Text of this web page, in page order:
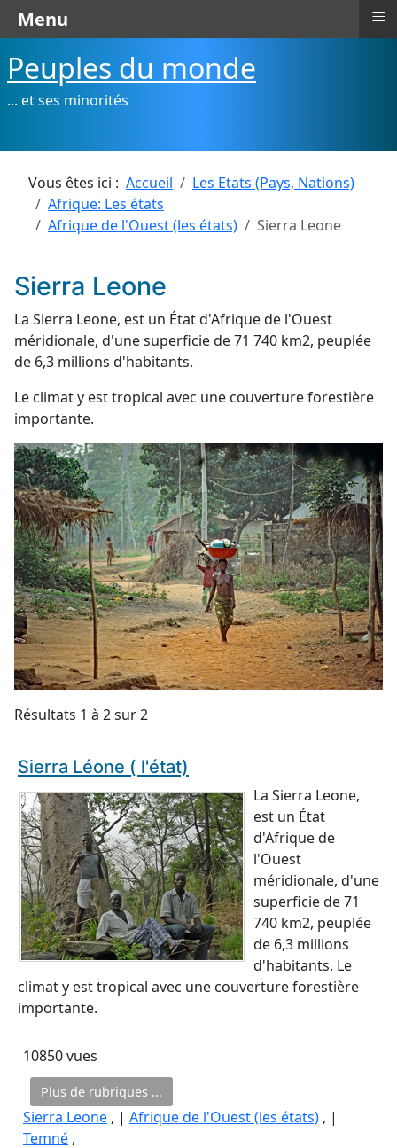
Peuples du monde
... et ses minorités
Vous êtes ici : Accueil
Les Etats (Pays, Nations)
Afrique: Les états
Afrique de l'Ouest (les états)
Sierra Leone
Sierra Leone
La Sierra Leone, est un État d'Afrique de l'Ouest
méridionale, d'une superficie de 71 740 km2, peuplée
de 6,3 millions d'habitants.
Le climat y est tropical avec une couverture forestière
importante.
Résultats 1 à 2 sur 2
Sierra Léone ( l'état)
La Sierra Leone,
est un État
d'Afrique de
l'Ouest
méridionale, d'une
superficie de 71
740 km2, peuplée
de 6,3 millions
d'habitants. Le
climat y est tropical avec une couverture forestière
importante.
10850 vues
Plus de rubriques ...
Sierra Leone , | Afrique de l'Ouest (les états) , |
Temné ,
Menu ≡